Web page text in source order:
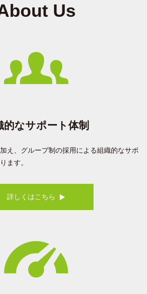
Us
的なサポート体制
え、グループ制の採用による組織的なサポ
ます。
詳しくはこちら